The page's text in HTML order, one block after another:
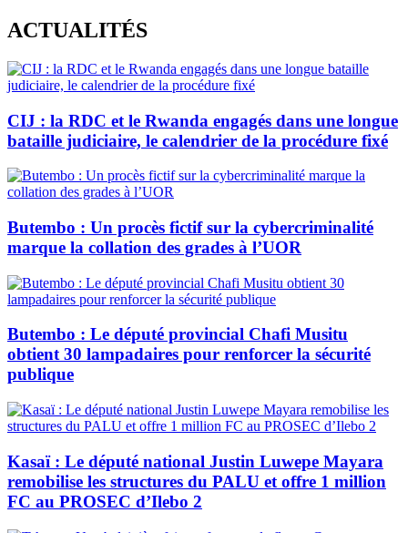
Skip
to
content
ACTUALITÉS
CIJ : la RDC et le Rwanda engagés dans une longue
bataille judiciaire, le calendrier de la procédure fixé
Butembo : Un procès fictif sur la cybercriminalité
marque la collation des grades à l’UOR
Butembo : Le député provincial Chafi Musitu
obtient 30 lampadaires pour renforcer la sécurité
publique
Kasaï : Le député national Justin Luwepe Mayara
remobilise les structures du PALU et offre 1 million
FC au PROSEC d’Ilebo 2